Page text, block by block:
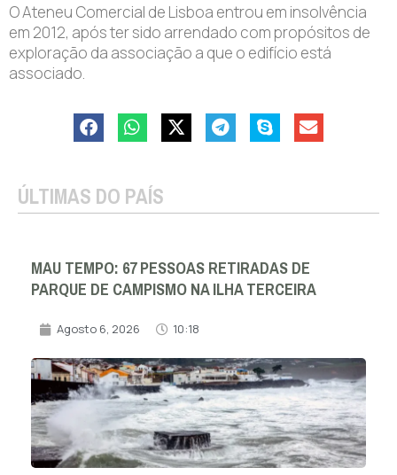
O Ateneu Comercial de Lisboa entrou em insolvência
em 2012, após ter sido arrendado com propósitos de
exploração da associação a que o edifício está
associado.
ÚLTIMAS DO PAÍS
MAU TEMPO: 67 PESSOAS RETIRADAS DE
PARQUE DE CAMPISMO NA ILHA TERCEIRA
Agosto 6, 2026 10:18